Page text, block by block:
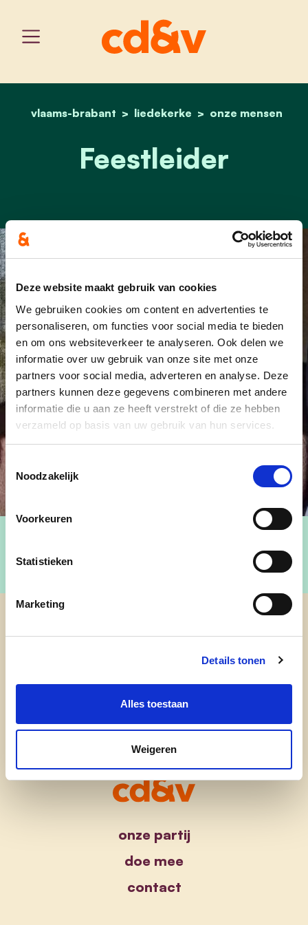
Deze website maakt gebruik van cookies
We gebruiken cookies om content en advertenties te
personaliseren, om functies voor social media te bieden
en om ons websiteverkeer te analyseren. Ook delen we
informatie over uw gebruik van onze site met onze
partners voor social media, adverteren en analyse. Deze
partners kunnen deze gegevens combineren met andere
informatie die u aan ze heeft verstrekt of die ze hebben
verzameld op basis van uw gebruik van hun services.
Noodzakelijk
Voorkeuren
Statistieken
Marketing
Details tonen
Alles toestaan
Weigeren
home
vlaams-brabant liedekerke onze mensen
marc bronselaer
Feestleider
cd&v Liedekerke
onze partij
doe mee
contact